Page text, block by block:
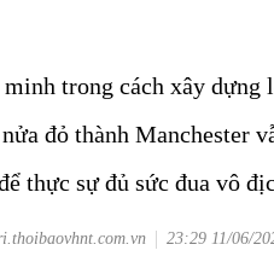
minh trong cách xây
đỏ thành Manchester
thực sự đủ sức đua vô
23:29 11/06/